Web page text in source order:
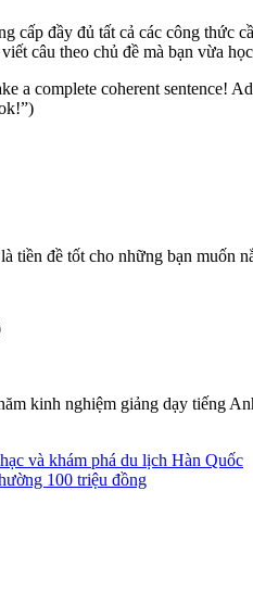
cấp đầy đủ tất cả các công
câu theo chủ đề mà bạn vừa
complete coherent sentence!
tiền đề tốt cho những bạn muốn
kinh nghiệm giảng dạy tiếng
và khám phá du lịch Hàn Quốc
100 triệu đồng